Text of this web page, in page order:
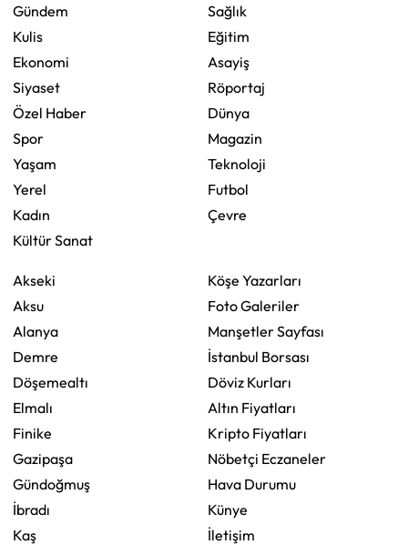
Gündem
Kulis
Ekonomi
Siyaset
Özel Haber
Spor
Yaşam
Yerel
Kadın
Kültür Sanat
Sağlık
Eğitim
Asayiş
Röportaj
Dünya
Magazin
Teknoloji
Futbol
Çevre
Akseki
Aksu
Alanya
Demre
Döşemealtı
Elmalı
Finike
Gazipaşa
Gündoğmuş
İbradı
Kaş
Köşe Yazarları
Foto Galeriler
Manşetler Sayfası
İstanbul Borsası
Döviz Kurları
Altın Fiyatları
Kripto Fiyatları
Nöbetçi Eczaneler
Hava Durumu
Künye
İletişim